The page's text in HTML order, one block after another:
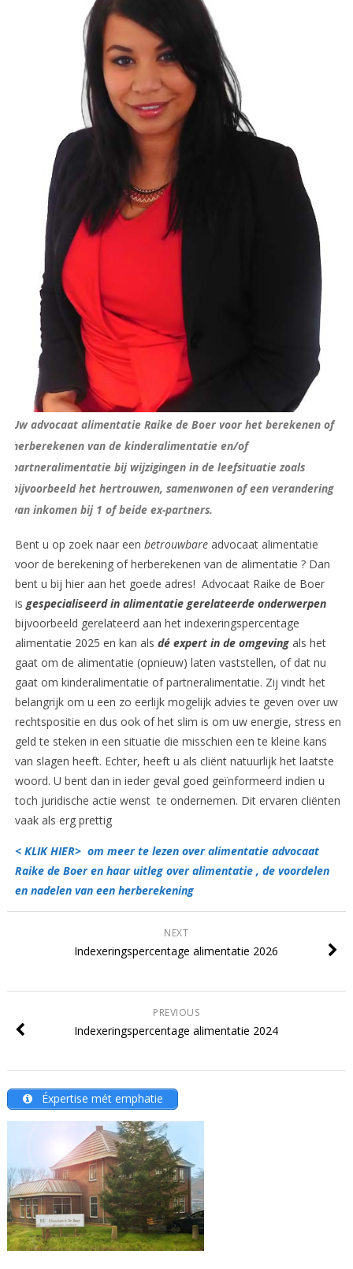
Uw advocaat alimentatie Raike de Boer voor het berekenen of
herberekenen van de kinderalimentatie en/of
partneralimentatie bij wijzigingen in de leefsituatie zoals
bijvoorbeeld het hertrouwen, samenwonen of een verandering
van inkomen bij 1 of beide ex-partners.
Bent u op zoek naar een betrouwbareadvocaat alimentatie
voor de berekening of herberekenen van de alimentatie ? Dan
bent u bij hier aan het goede adres! Advocaat Raike de Boer
is gespecialiseerd in alimentatie gerelateerde onderwerpen
bijvoorbeeld gerelateerd aan het indexeringspercentage
alimentatie 2025 en kan als dé expert in de omgeving als het
gaat om de alimentatie (opnieuw) laten vaststellen, of dat nu
gaat om kinderalimentatie of partneralimentatie. Zij vindt het
belangrijk om u een zo eerlijk mogelijk advies te geven over uw
rechtspositie en dus ook of het slim is om uw energie, stress en
geld te steken in een situatie die misschien een te kleine kans
van slagen heeft. Echter, heeft u als cliënt natuurlijk het laatste
woord. U bent dan in ieder geval goed geïnformeerd indien u
toch juridische actie wenst te ondernemen. Dit ervaren cliënten
vaak als erg prettig
< KLIK HIER> om meer te lezen over alimentatie advocaat
Raike de Boer en haar uitleg over alimentatie , de voordelen
en nadelen van een herberekening
NEXT
Indexeringspercentage alimentatie 2026
PREVIOUS
Indexeringspercentage alimentatie 2024
Éxpertise mét emphatie